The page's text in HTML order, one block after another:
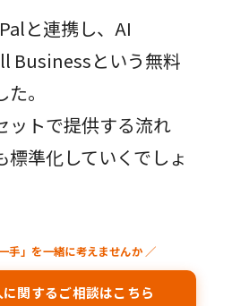
と連携し、AI
Businessという無料
。
ットで提供する流れ
標準化していくでしょ
手」を一緒に考えませんか ／
関するご相談はこちら